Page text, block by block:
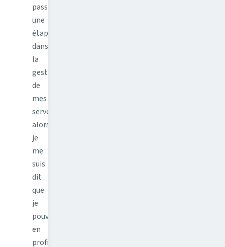
passe
une
étape
dans
la
gestion
de
mes
serveurs
alors
je
me
suis
dit
que
je
pouvais
en
profiter